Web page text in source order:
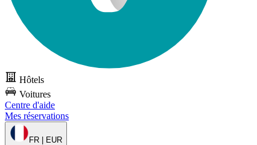
Hôtels
Voitures
Centre d'aide
Mes réservations
FR | EUR